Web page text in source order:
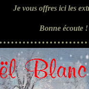
Je vous offres ici les
Bonne écoute